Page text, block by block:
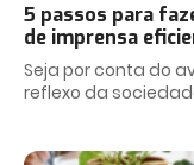
5 passos para
de imprensa
Seja por conta do
reflexo da